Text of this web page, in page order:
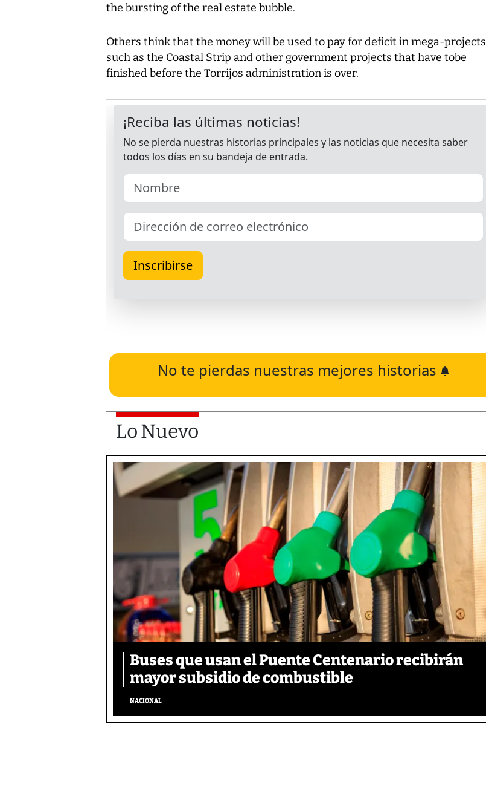
the bursting of the real estate bubble.
Others think that the money will be used to pay for deficit in mega-projects
such as the Coastal Strip and other government projects that have tobe
finished before the Torrijos administration is over.
No te pierdas nuestras mejores historias
Lo Nuevo
Buses que usan el Puente Centenario recibirán
mayor subsidio de combustible
NACIONAL